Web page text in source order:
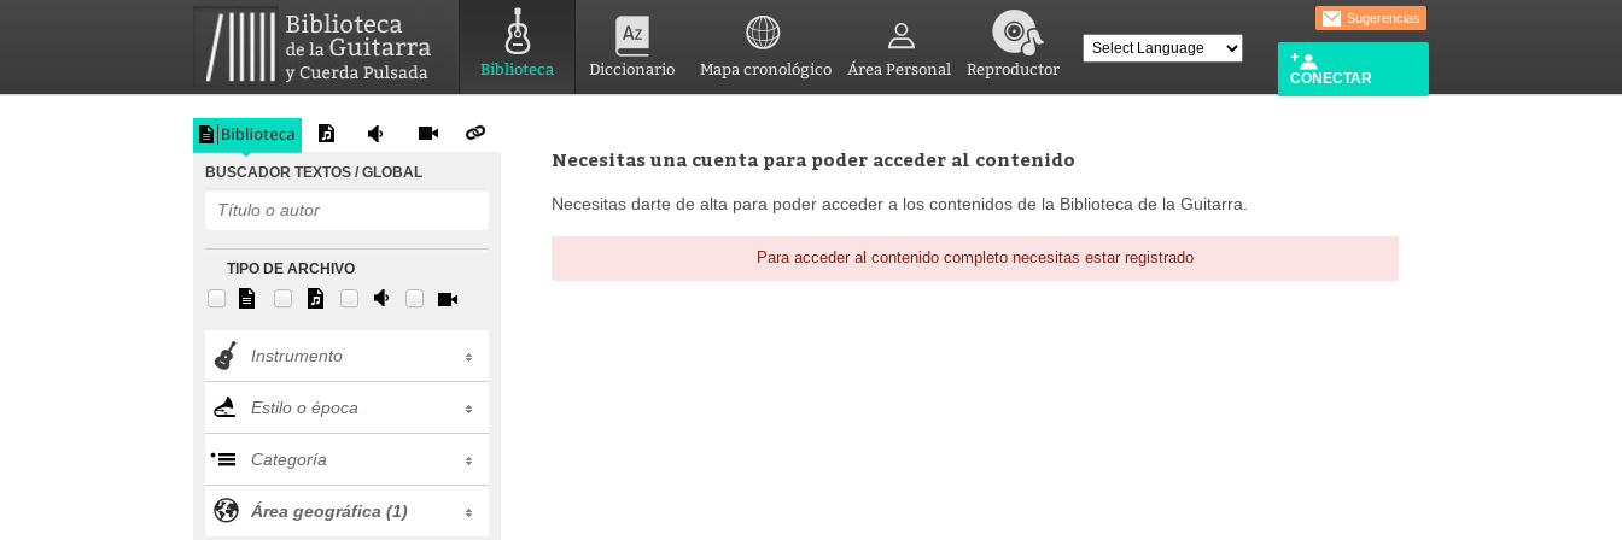
Biblioteca Diccionario Mapa cronológico Área Personal Reproductor
Sugerencias
CONECTAR
BUSCADOR TEXTOS / GLOBAL
TIPO DE ARCHIVO
Instrumento
Estilo o época
Categoría
Área geográfica (1)
Necesitas una cuenta para poder acceder al contenido
Necesitas darte de alta para poder acceder a los contenidos de la Biblioteca de la Guitarra.
Para acceder al contenido completo necesitas estar registrado